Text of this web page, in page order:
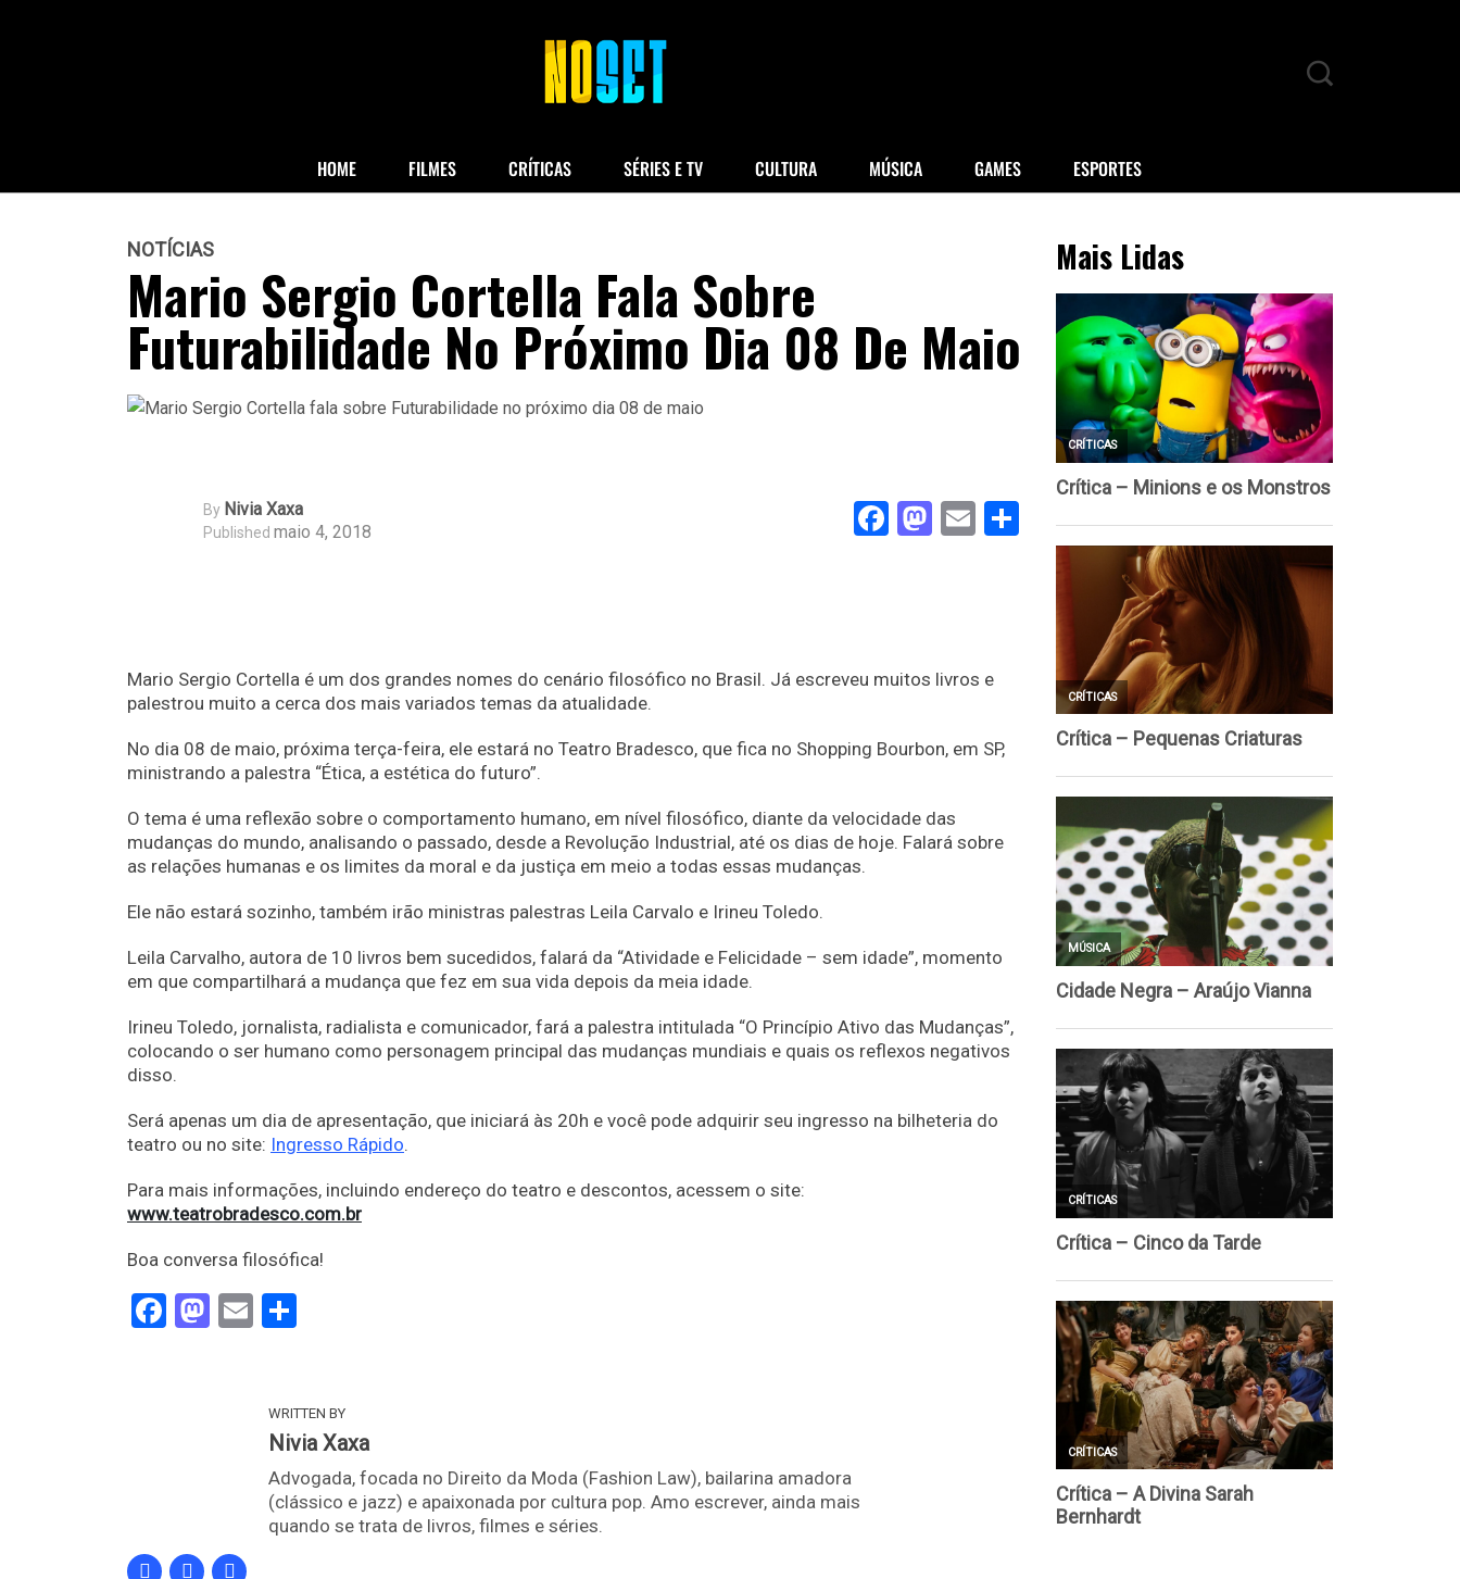
HOME FILMES CRÍTICAS SÉRIES E TV CULTURA MÚSICA GAMES ESPORTES
NOTÍCIAS
Mario Sergio Cortella Fala Sobre
Futurabilidade No Próximo Dia 08 De Maio
By Nivia Xaxa
Published maio 4, 2018 Facebook
Mastodon
EmailShare
Mario Sergio Cortella é um dos grandes nomes do cenário filosófico no Brasil. Já escreveu muitos livros e
palestrou muito a cerca dos mais variados temas da atualidade.
No dia 08 de maio, próxima terça-feira, ele estará no Teatro Bradesco, que fica no Shopping Bourbon, em SP,
ministrando a palestra “Ética, a estética do futuro”.
O tema é uma reflexão sobre o comportamento humano, em nível filosófico, diante da velocidade das
mudanças do mundo, analisando o passado, desde a Revolução Industrial, até os dias de hoje. Falará sobre
as relações humanas e os limites da moral e da justiça em meio a todas essas mudanças.
Ele não estará sozinho, também irão ministras palestras Leila Carvalo e Irineu Toledo.
Leila Carvalho, autora de 10 livros bem sucedidos, falará da “Atividade e Felicidade – sem idade”, momento
em que compartilhará a mudança que fez em sua vida depois da meia idade.
Irineu Toledo, jornalista, radialista e comunicador, fará a palestra intitulada “O Princípio Ativo das Mudanças”,
colocando o ser humano como personagem principal das mudanças mundiais e quais os reflexos negativos
disso.
Será apenas um dia de apresentação, que iniciará às 20h e você pode adquirir seu ingresso na bilheteria do
teatro ou no site: Ingresso Rápido.
Para mais informações, incluindo endereço do teatro e descontos, acessem o site:
www.teatrobradesco.com.br
Boa conversa filosófica!
Facebook
Mastodon
Email
WRITTEN BY
Nivia Xaxa
Advogada, focada no Direito da Moda (Fashion Law), bailarina amadora
(clássico e jazz) e apaixonada por cultura pop. Amo escrever, ainda mais
quando se trata de livros, filmes e séries.
Mais Lidas